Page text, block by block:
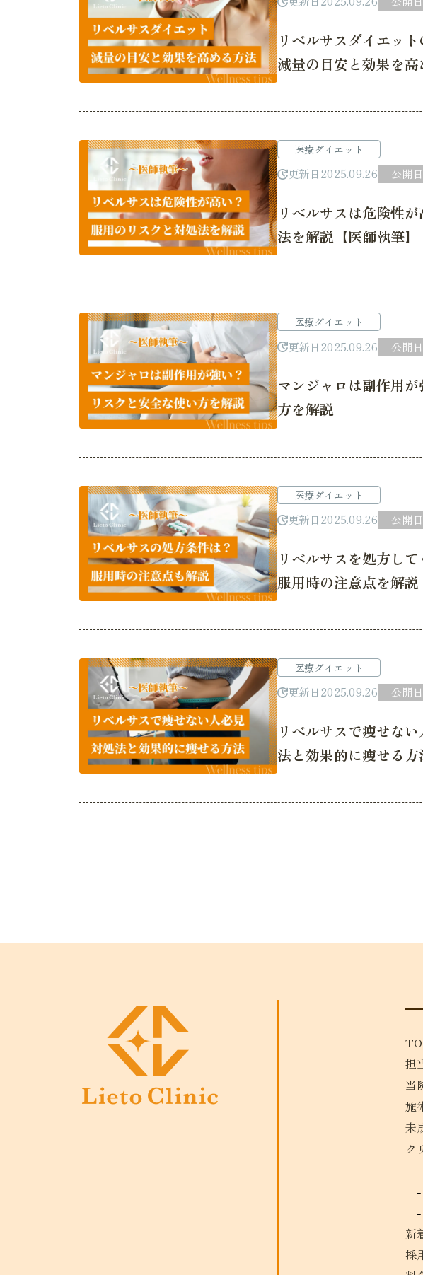
リベルサスダイエッ
減量の目安と効果を
医療ダイエット
更新日2025.09.26 公開日
リベルサスは危険性
法を解説【医師執筆】
医療ダイエット
更新日2025.09.26 公開日
マンジャロは副作用
方を解説
医療ダイエット
更新日2025.09.26 公開日
リベルサスを処方し
服用時の注意点を解説
医療ダイエット
更新日2025.09.26 公開日
リベルサスで痩せな
法と効果的に痩せる
担
当
施
未
ク
新
採